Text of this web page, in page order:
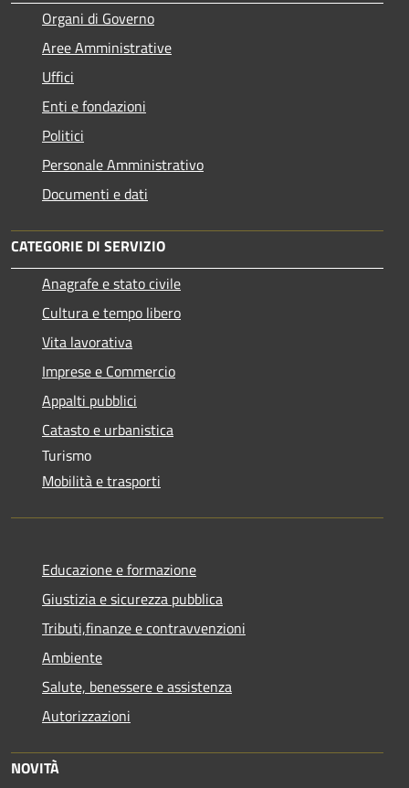
Organi di Governo
Aree Amministrative
Uffici
Enti e fondazioni
Politici
Personale Amministrativo
Documenti e dati
CATEGORIE DI SERVIZIO
Anagrafe e stato civile
Cultura e tempo libero
Vita lavorativa
Imprese e Commercio
Appalti pubblici
Catasto e urbanistica
Turismo
Mobilità e trasporti
Educazione e formazione
Giustizia e sicurezza pubblica
Tributi,finanze e contravvenzioni
Ambiente
Salute, benessere e assistenza
Autorizzazioni
NOVITÀ